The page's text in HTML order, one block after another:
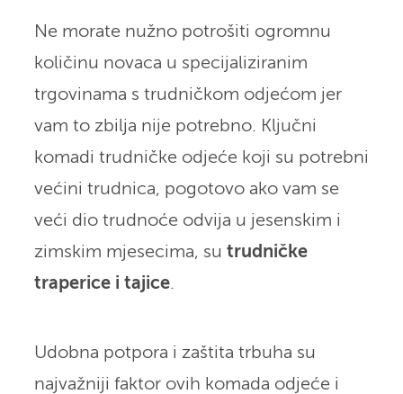
Ne morate nužno potrošiti ogromnu
količinu novaca u specijaliziranim
trgovinama s trudničkom odjećom jer
vam to zbilja nije potrebno. Ključni
komadi trudničke odjeće koji su potrebni
većini trudnica, pogotovo ako vam se
veći dio trudnoće odvija u jesenskim i
zimskim mjesecima, su trudničke
traperice i tajice.
Udobna potpora i zaštita trbuha su
najvažniji faktor ovih komada odjeće i